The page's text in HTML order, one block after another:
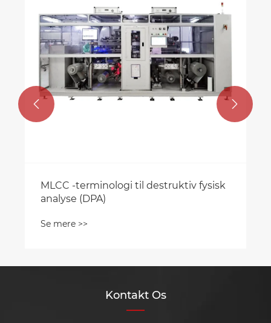
MLCC -terminologi til destruktiv fysisk
analyse (DPA)
Se mere >>
 
Kontakt Os